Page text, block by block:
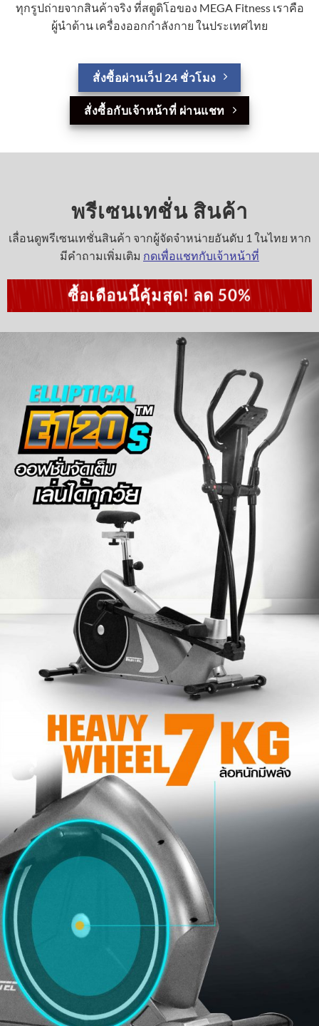
ทุกรูปถ่ายจากสินค้าจริง ที่สตูดิโอของ MEGA Fitness เราคือ
ผู้นำด้าน เครื่องออกกำลังกาย ในประเทศไทย
สั่งซื้อผ่านเว็ป 24 ชั่วโมง
สั่งซื้อกับเจ้าหน้าที่ ผ่านแชท
พรีเซนเทชั่น สินค้า
เลื่อนดูพรีเซนเทชั่นสินค้า จากผู้จัดจำหน่ายอันดับ 1 ในไทย หาก
มีคำถามเพิ่มเติม กดเพื่อแชทกับเจ้าหน้าที่
ซื้อเดือนนี้คุ้มสุด! ลด 50%